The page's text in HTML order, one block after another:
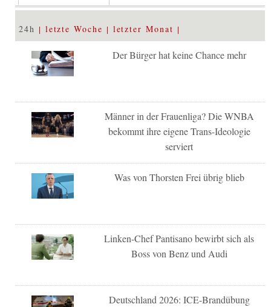
24h letzte Woche letzter Monat
Der Bürger hat keine Chance mehr
Männer in der Frauenliga? Die WNBA
bekommt ihre eigene Trans-Ideologie
serviert
Was von Thorsten Frei übrig blieb
Linken-Chef Pantisano bewirbt sich als
Boss von Benz und Audi
Deutschland 2026: ICE-Brandübung